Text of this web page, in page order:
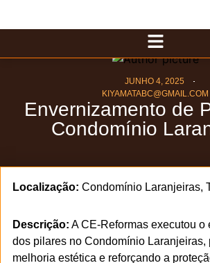
JUNHO 4, 2025
KIYAMATABC@GMAIL.COM
Envernizamento de
Condomínio
Localização: Condomínio Laranjeiras,
Descrição: A CE-Reformas executou o
dos pilares no Condomínio Laranjeiras,
melhoria estética e reforçando a